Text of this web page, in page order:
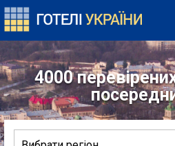
4000